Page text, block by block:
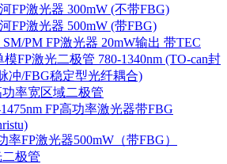
FP激光器 300mW (不带FBG)
FP激光器 500mW (带FBG)
SM/PM FP激光器 20mW输出 带TEC
模FP激光二极管 780-1340nm (TO-can封
冲/FBG稳定型光纤耦合)
功率宽区域二极管
1475nm FP高功率激光器带FBG
率FP激光器500mW（带FBG）
二极管